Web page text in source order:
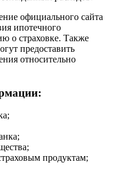
официального сайта
ипотечного
о страховке. Также
предоставить
относительно
продуктам;